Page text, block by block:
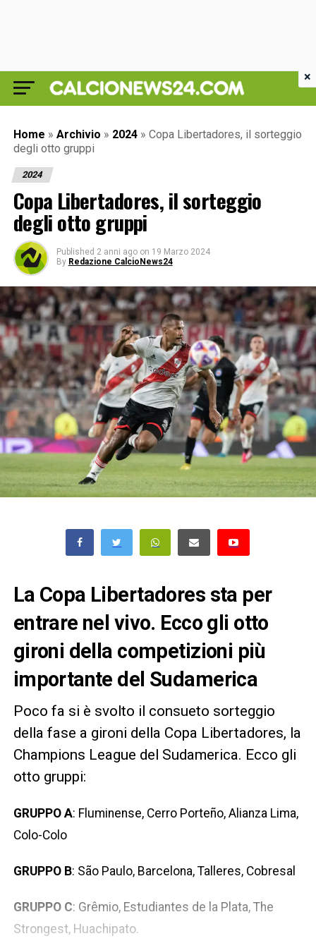
Home » Archivio » 2024 » Copa Libertadores, il sorteggio
degli otto gruppi
2024
Copa Libertadores, il sorteggio
degli otto gruppi
Published 2 anni ago on 19 Marzo 2024
By Redazione CalcioNews24
La Copa Libertadores sta per
entrare nel vivo. Ecco gli otto
gironi della competizioni più
importante del Sudamerica
Poco fa si è svolto il consueto sorteggio
della fase a gironi della Copa Libertadores, la
Champions League del Sudamerica. Ecco gli
otto gruppi:
GRUPPO A: Fluminense, Cerro Porteño, Alianza Lima,
Colo-Colo
GRUPPO B: São Paulo, Barcelona, Talleres, Cobresal
GRUPPO C: Grêmio, Estudiantes de la Plata, The
Strongest, Huachipato.
×